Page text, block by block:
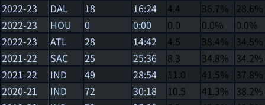
2022-23
DAL 18 16:24 4.4 36.7% 28.6%
2022-23
HOU 0 0:00 0.0 0.0%
0.0%
2022-23
ATL 28 14:42 4.5 38.4% 34.5%
2021-22
SAC 25 25:36 8.3 34.8% 34.2%
2021-22
IND 49 28:54 11.0 41.5% 37.8%
2020-21
IND 72 30:18 10.5 41.3% 38.2%